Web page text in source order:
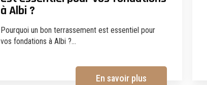
à Albi ?
Pourquoi un bon terrassement est essentiel pour
vos fondations à Albi ?...
En savoir plus